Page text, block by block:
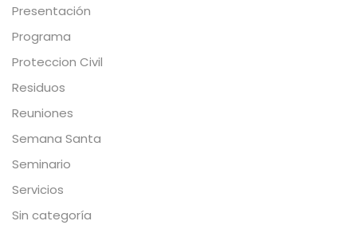
Presentación
Programa
Proteccion Civil
Residuos
Reuniones
Semana Santa
Seminario
Servicios
Sin categoría